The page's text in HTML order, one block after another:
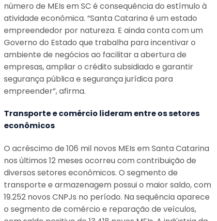
número de MEIs em SC é consequência do estímulo à
atividade econômica. “Santa Catarina é um estado
empreendedor por natureza. E ainda conta com um
Governo do Estado que trabalha para incentivar o
ambiente de negócios ao facilitar a abertura de
empresas, ampliar o crédito subsidiado e garantir
segurança pública e segurança jurídica para
empreender”, afirma.
Transporte e comércio lideram entre os setores
econômicos
O acréscimo de 106 mil novos MEIs em Santa Catarina
nos últimos 12 meses ocorreu com contribuição de
diversos setores econômicos. O segmento de
transporte e armazenagem possui o maior saldo, com
19.252 novos CNPJs no período. Na sequência aparece
o segmento de comércio e reparação de veículos,